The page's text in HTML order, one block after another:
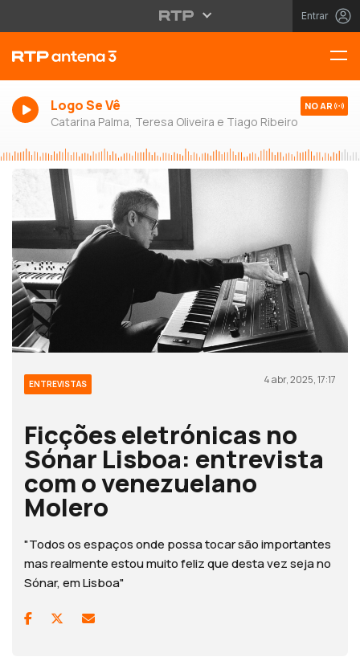
Entrar
Logo Se Vê
Catarina Palma, Teresa Oliveira e Tiago Ribeiro
NO AR
ENTREVISTAS 4 abr, 2025, 17:17
Ficções eletrónicas no
Sónar Lisboa: entrevista
com o venezuelano
Molero
"Todos os espaços onde possa tocar são importantes
mas realmente estou muito feliz que desta vez seja no
Sónar, em Lisboa"